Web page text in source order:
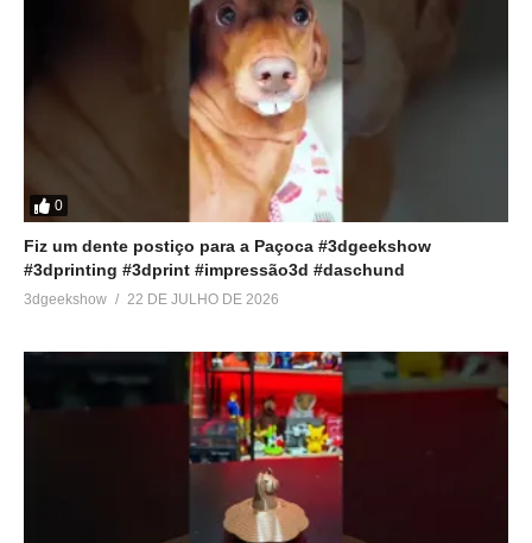
0
Fiz um dente postiço para a Paçoca #3dgeekshow
#3dprinting #3dprint #impressão3d #daschund
3dgeekshow 22 DE JULHO DE 2026